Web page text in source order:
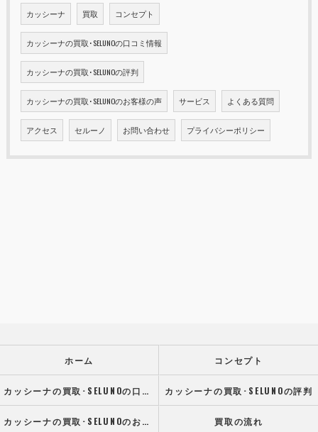
カッシーナ 買取 コンセプト
カッシーナの買取･SELUNOの口コミ情報
カッシーナの買取･SELUNOの評判
カッシーナの買取･SELUNOのお客様の声 サービス よくある質問
アクセス セルーノ お問い合わせ プライバシーポリシー
ホーム コンセプト
カッシーナの買取･SELUNOの口コミ情報 カッシーナの買取･SELUNOの評判
カッシーナの買取･SELUNOのお客様の声 買取の流れ